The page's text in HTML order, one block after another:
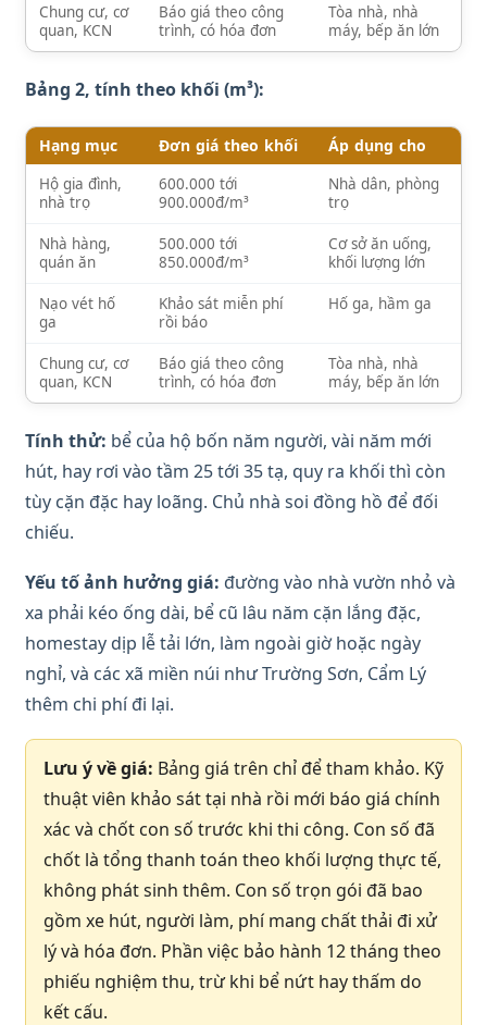
Chung cư, cơ
quan, KCN
Báo giá theo công
trình, có hóa đơn
Tòa nhà, nhà
máy, bếp ăn lớn
Bảng 2, tính theo khối (m³):
Hạng mục Đơn giá theo khối Áp dụng cho
Hộ gia đình,
nhà trọ
600.000 tới
900.000đ/m³
Nhà dân, phòng
trọ
Nhà hàng,
quán ăn
500.000 tới
850.000đ/m³
Cơ sở ăn uống,
khối lượng lớn
Nạo vét hố
ga
Khảo sát miễn phí
rồi báo
Hố ga, hầm ga
Chung cư, cơ
quan, KCN
Báo giá theo công
trình, có hóa đơn
Tòa nhà, nhà
máy, bếp ăn lớn
Tính thử: bể của hộ bốn năm người, vài năm mới
hút, hay rơi vào tầm 25 tới 35 tạ, quy ra khối thì còn
tùy cặn đặc hay loãng. Chủ nhà soi đồng hồ để đối
chiếu.
Yếu tố ảnh hưởng giá: đường vào nhà vườn nhỏ và
xa phải kéo ống dài, bể cũ lâu năm cặn lắng đặc,
homestay dịp lễ tải lớn, làm ngoài giờ hoặc ngày
nghỉ, và các xã miền núi như Trường Sơn, Cẩm Lý
thêm chi phí đi lại.
Lưu ý về giá: Bảng giá trên chỉ để tham khảo. Kỹ
thuật viên khảo sát tại nhà rồi mới báo giá chính
xác và chốt con số trước khi thi công. Con số đã
chốt là tổng thanh toán theo khối lượng thực tế,
không phát sinh thêm. Con số trọn gói đã bao
gồm xe hút, người làm, phí mang chất thải đi xử
lý và hóa đơn. Phần việc bảo hành 12 tháng theo
phiếu nghiệm thu, trừ khi bể nứt hay thấm do
kết cấu.